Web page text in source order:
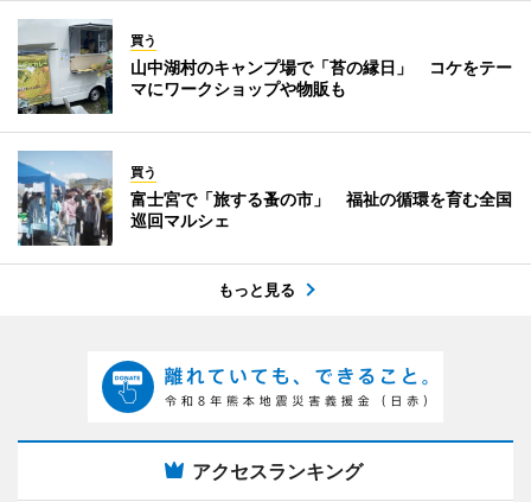
買う
山中湖村のキャンプ場で「苔の縁日」 コケをテー
マにワークショップや物販も
買う
富士宮で「旅する蚤の市」 福祉の循環を育む全国
巡回マルシェ
もっと見る
アクセスランキング